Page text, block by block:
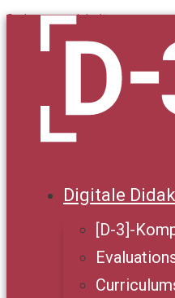
Springe zum Inhalt
Digitale
[D-3]-